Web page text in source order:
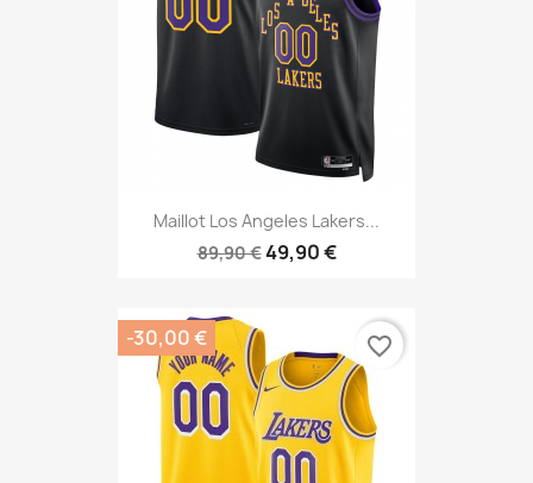
Maillot Los Angeles Lakers...
89,90 €49,90 €
-30,00 € favorite_border